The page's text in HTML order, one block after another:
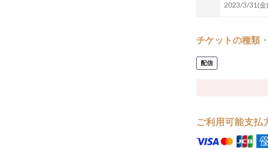
2023/3/31(金
チケットの種類
配信
ご利用可能支払